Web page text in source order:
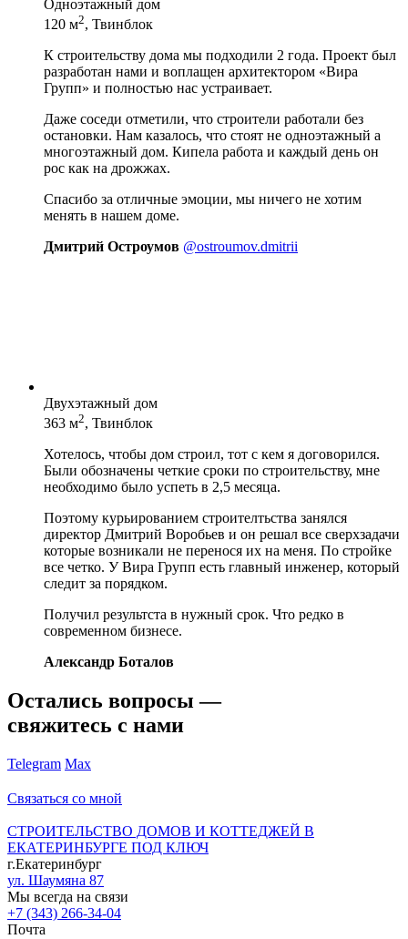
Одноэтажный дом
120 м2, Твинблок
К строительству дома мы подходили 2 года. Проект был
разработан нами и воплащен архитектором «Вира
Групп» и полностью нас устраивает.
Даже соседи отметили, что строители работали без
остановки. Нам казалось, что стоят не одноэтажный а
многоэтажный дом. Кипела работа и каждый день он
рос как на дрожжах.
Спасибо за отличные эмоции, мы ничего не хотим
менять в нашем доме.
Дмитрий Остроумов @ostroumov.dmitrii
Двухэтажный дом
363 м2, Твинблок
Хотелось, чтобы дом строил, тот с кем я договорился.
Были обозначены четкие сроки по строительству, мне
необходимо было успеть в 2,5 месяца.
Поэтому курьированием строителтьства занялся
директор Дмитрий Воробьев и он решал все сверхзадачи
которые возникали не перенося их на меня. По стройке
все четко. У Вира Групп есть главный инженер, который
следит за порядком.
Получил результста в нужный срок. Что редко в
современном бизнесе.
Александр Боталов
Остались вопросы —
свяжитесь с нами
Telegram Max
Связаться со мной
СТРОИТЕЛЬСТВО ДОМОВ И КОТТЕДЖЕЙ В
ЕКАТЕРИНБУРГЕ ПОД КЛЮЧ
г.Екатеринбург
ул. Шаумяна 87
Мы всегда на связи
+7 (343) 266-34-04
Почта